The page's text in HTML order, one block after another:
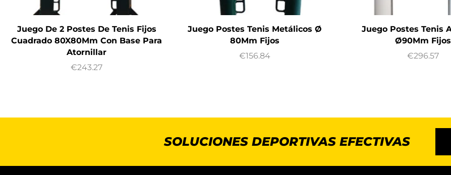
Juego De 2 Postes De Tenis Fijos
Cuadrado 80X80Mm Con Base Para
Atornillar
€243.27
Juego Postes Tenis Metálicos Ø
80Mm Fijos
€156.84
Juego Postes Tenis
Ø90Mm Fijos
€296.57
SOLUCIONES DEPORTIVAS EFECTIVAS